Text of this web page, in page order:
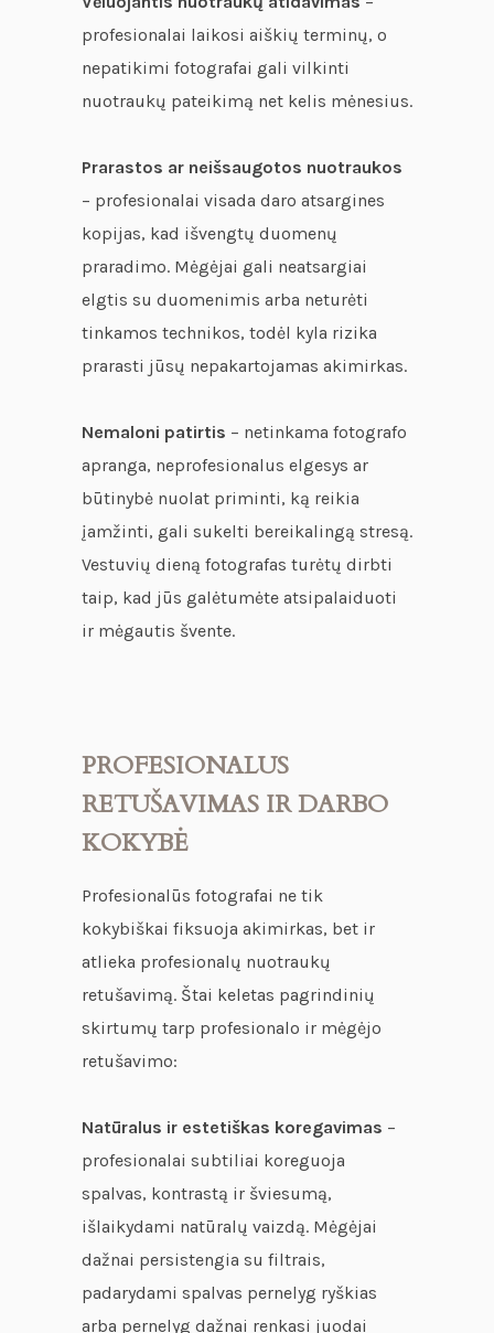
profesionalai laikosi aiškių terminų, o
nepatikimi fotografai gali vilkinti
nuotraukų pateikimą net kelis mėnesius.
Prarastos ar neišsaugotos nuotraukos
– profesionalai visada daro atsargines
kopijas, kad išvengtų duomenų
praradimo. Mėgėjai gali neatsargiai
elgtis su duomenimis arba neturėti
tinkamos technikos, todėl kyla rizika
prarasti jūsų nepakartojamas akimirkas.
Nemaloni patirtis – netinkama fotografo
apranga, neprofesionalus elgesys ar
būtinybė nuolat priminti, ką reikia
įamžinti, gali sukelti bereikalingą stresą.
Vestuvių dieną fotografas turėtų dirbti
taip, kad jūs galėtumėte atsipalaiduoti
ir mėgautis švente.
PROFESIONALUS
RETUŠAVIMAS IR DARBO
KOKYBĖ
Profesionalūs fotografai ne tik
kokybiškai fiksuoja akimirkas, bet ir
atlieka profesionalų nuotraukų
retušavimą. Štai keletas pagrindinių
skirtumų tarp profesionalo ir mėgėjo
retušavimo:
Natūralus ir estetiškas koregavimas –
profesionalai subtiliai koreguoja
spalvas, kontrastą ir šviesumą,
išlaikydami natūralų vaizdą. Mėgėjai
dažnai persistengia su filtrais,
padarydami spalvas pernelyg ryškias
arba pernelyg dažnai renkasi juodai